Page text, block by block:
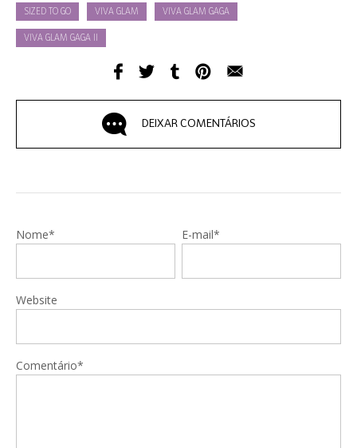
SIZED TO GO VIVA GLAM VIVA GLAM GAGA
VIVA GLAM GAGA II
DEIXAR COMENTÁRIOS
Nome* E-mail*
Website
Comentário*